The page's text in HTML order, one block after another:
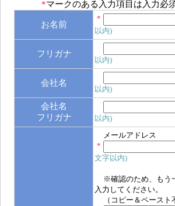
*マークのある入力項目は入力必
お名前
*
以内)
フリガナ
以内)
会社名
以内)
会社名
フリガナ
以内)
メールアドレス
*
文字以内)
※確認のため、もう
入力してください。
（コピー＆ペースト